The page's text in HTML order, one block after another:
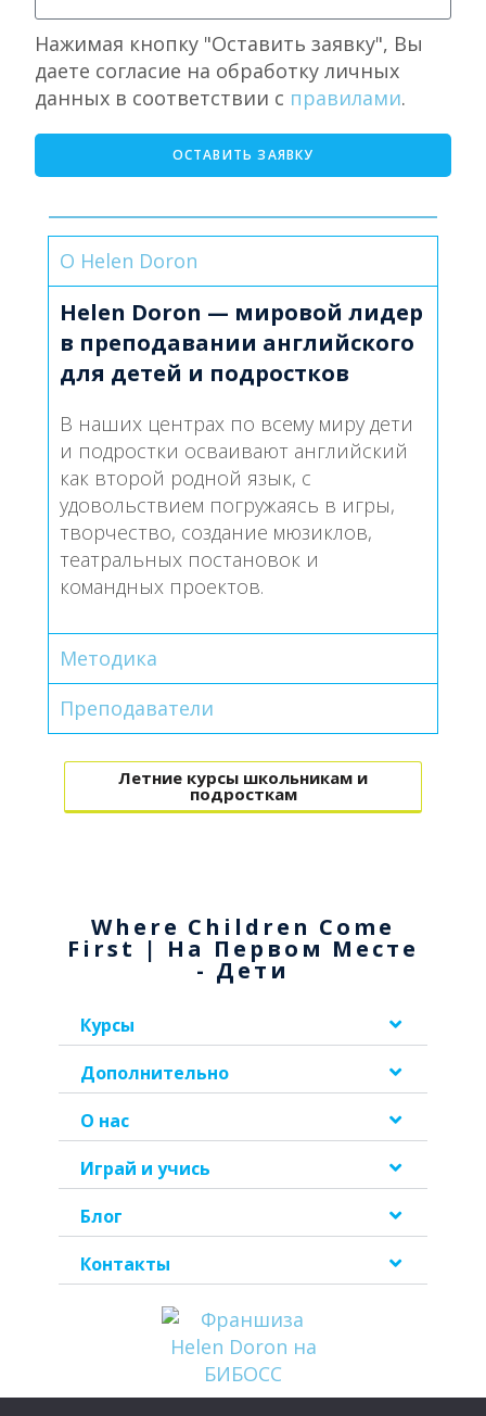
Нажимая кнопку "Оставить заявку", Вы
даете согласие на обработку личных
данных в соответствии с правилами.
ОСТАВИТЬ ЗАЯВКУ
О Helen Doron
Helen Doron — мировой лидер
в преподавании английского
для детей и подростков
В наших центрах по всему миру дети
и подростки осваивают английский
как второй родной язык, с
удовольствием погружаясь в игры,
творчество, создание мюзиклов,
театральных постановок и
командных проектов.
Методика
Преподаватели
Летние курсы школьникам и
подросткам
Where Children Come
First | На Первом Месте
- Дети
Курсы
Дополнительно
О нас
Играй и учись
Блог
Контакты